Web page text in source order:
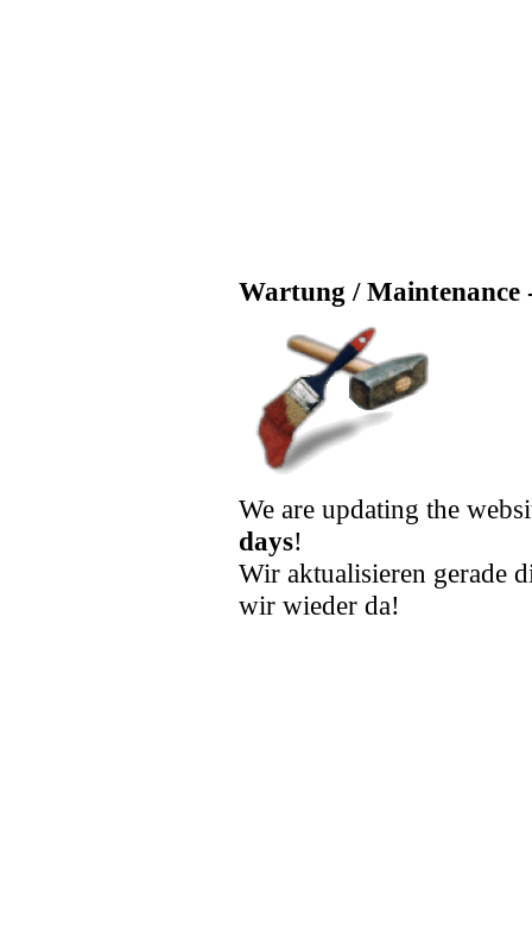
Wartung / Maintenance
We are updating the
days!
Wir aktualisieren gerade
wir wieder da!